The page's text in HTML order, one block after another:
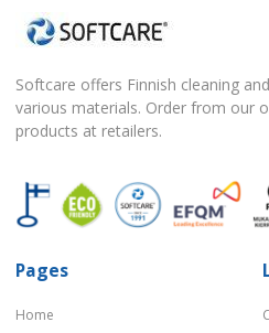
Softcare offers Finnish cleaning
various materials. Order from our
products at retailers.
Pages
Home